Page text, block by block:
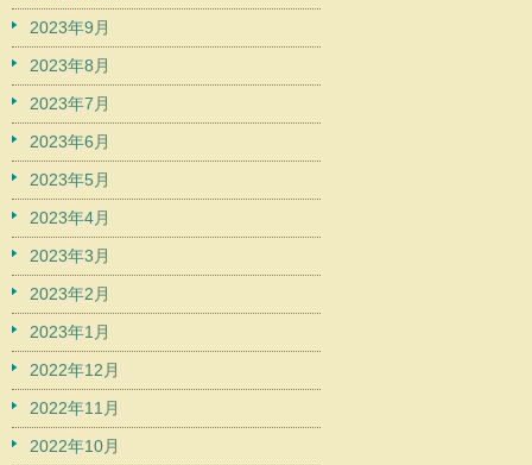
2023年9月
2023年8月
2023年7月
2023年6月
2023年5月
2023年4月
2023年3月
2023年2月
2023年1月
2022年12月
2022年11月
2022年10月